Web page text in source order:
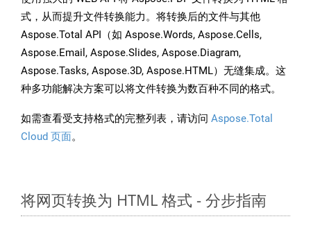
式，从而提升文件转换能力。将转换后的文件与其他
Aspose.Total API（如 Aspose.Words, Aspose.Cells,
Aspose.Email, Aspose.Slides, Aspose.Diagram,
Aspose.Tasks, Aspose.3D, Aspose.HTML）无缝集成。这
种多功能解决方案可以将文件转换为数百种不同的格式。
如需查看受支持格式的完整列表，请访问 Aspose.Total
Cloud 页面。
将网页转换为 HTML 格式 - 分步指南